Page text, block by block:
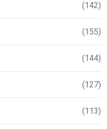
(142)
(155)
(144)
(127)
(113)